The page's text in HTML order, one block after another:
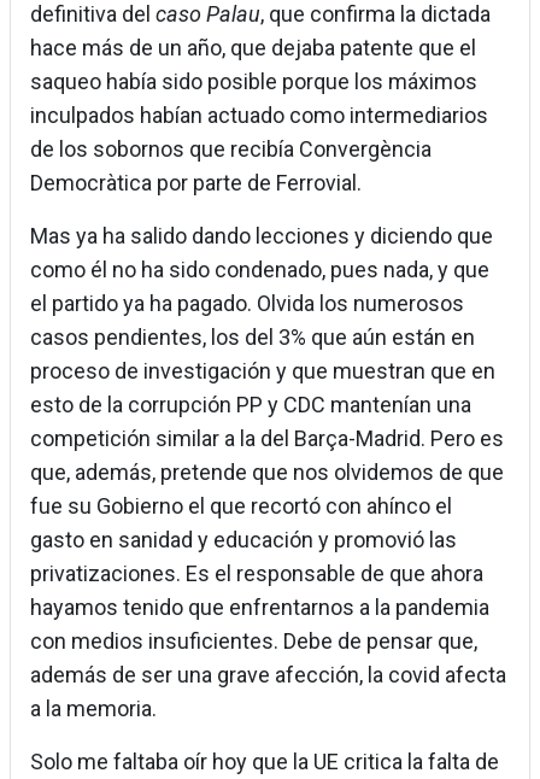
definitiva del caso Palau, que confirma la dictada
hace más de un año, que dejaba patente que el
saqueo había sido posible porque los máximos
inculpados habían actuado como intermediarios
de los sobornos que recibía Convergència
Democràtica por parte de Ferrovial.
Mas ya ha salido dando lecciones y diciendo que
como él no ha sido condenado, pues nada, y que
el partido ya ha pagado. Olvida los numerosos
casos pendientes, los del 3% que aún están en
proceso de investigación y que muestran que en
esto de la corrupción PP y CDC mantenían una
competición similar a la del Barça-Madrid. Pero es
que, además, pretende que nos olvidemos de que
fue su Gobierno el que recortó con ahínco el
gasto en sanidad y educación y promovió las
privatizaciones. Es el responsable de que ahora
hayamos tenido que enfrentarnos a la pandemia
con medios insuficientes. Debe de pensar que,
además de ser una grave afección, la covid afecta
a la memoria.
Solo me faltaba oír hoy que la UE critica la falta de